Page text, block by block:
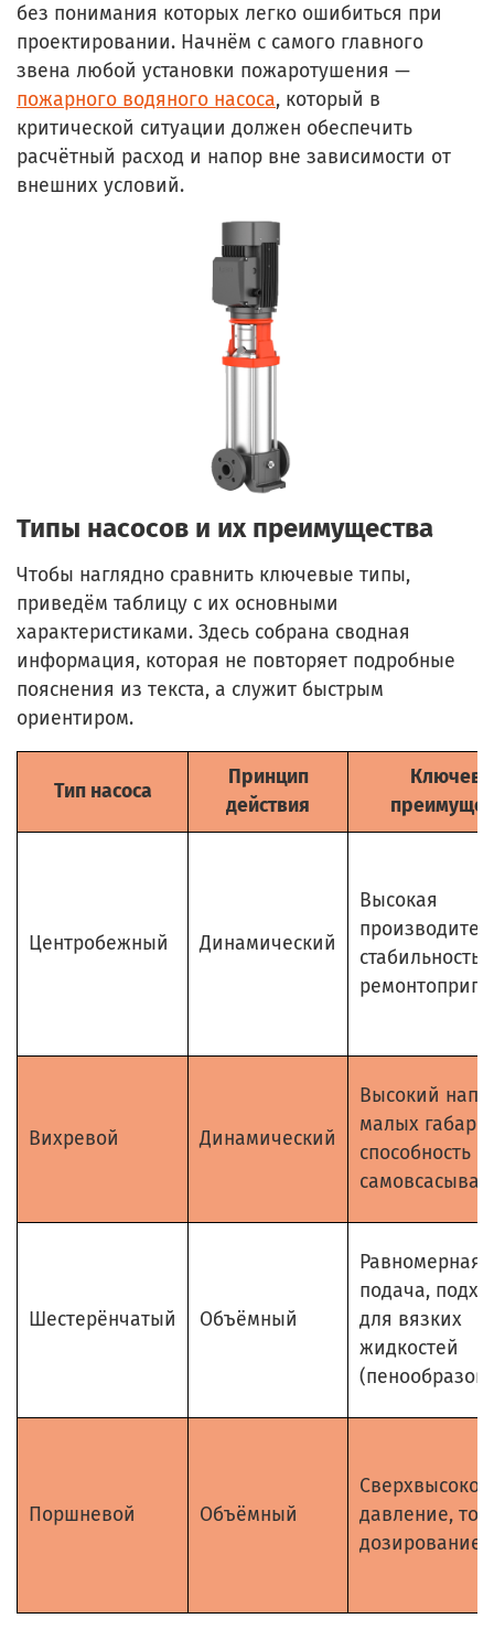
без понимания которых легко ошибиться при
проектировании. Начнём с самого главного
звена любой установки пожаротушения —
пожарного водяного насоса, который в
критической ситуации должен обеспечить
расчётный расход и напор вне зависимости от
внешних условий.
Типы насосов и их преимущества
Чтобы наглядно сравнить ключевые типы,
приведём таблицу с их основными
характеристиками. Здесь собрана сводная
информация, которая не повторяет подробные
пояснения из текста, а служит быстрым
ориентиром.
Тип насоса
Принцип
действия
Центробежный Динамический
Высокая
стабильность,
Вихревой Динамический
Высокий
малых
способность к
Шестерёнчатый Объёмный
Равномерная
подача,
для вязких
жидкостей
Поршневой Объёмный
Сверхвысокое
давление,
дозирование